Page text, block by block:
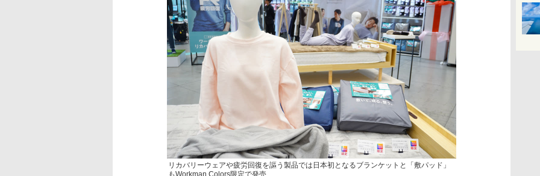
リカバリーウェアや疲労回復を謳う製品では日本初となるブランケットと「敷パッド」
もWorkman Colors限定で発売